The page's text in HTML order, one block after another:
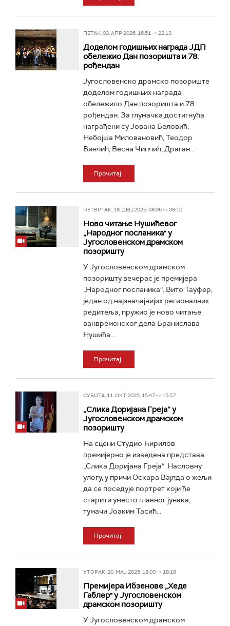
ПЕТАК, 03. АПР 2026, 16:51 -> 22:13
Доделом годишњих награда ЈДП
обележио Дан позоришта и 78.
рођендан
Југословенско драмско позориште
доделом годишњих награда
обележило Дан позоришта и 78.
рођендан. За глумачка достигнућа
награђени су Јована Беловић,
Небојша Миловановић, Теодор
Винчић, Весна Чипчић, Драган...
Прочитај
ЧЕТВРТАК, 18. ДЕЦ 2025, 08:06 -> 08:10
Ново читање Нушићевог
„Народног посланика" у
Југословенском драмском
позоришту
У Југословенском драмском
позоришту вечерас је премијера
„Народног посланика“. Вито Тауфер,
један од најзначајнијих регионалних
редитеља, пружио је ново читање
ванвременског дела Бранислава
Нушића...
Прочитај
СУБОТА, 11. ОКТ 2025, 15:47 -> 15:57
„Слика Доријана Греја“ у
Југословенском драмском
позоришту
На сцени Студио Ћирилов
премијерно је изведена представа
„Слика Доријана Греја“. Насловну
улогу, у причи Оскара Вајлда о жељи
да се поседује портрет који ће
старити уместо главног јунака,
тумачи Јоаким Тасић...
Прочитај
УТОРАК, 20. МАЈ 2025, 18:00 -> 18:18
Премијера Ибзенове „Хеде
Габлер" у Југословенском
драмском позоришту
У Југословенском драмском